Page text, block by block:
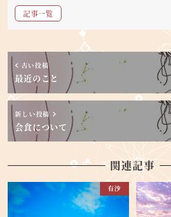
記事一覧
古い投稿
最近のこと
新しい投稿
会食について
関連記事
有沙